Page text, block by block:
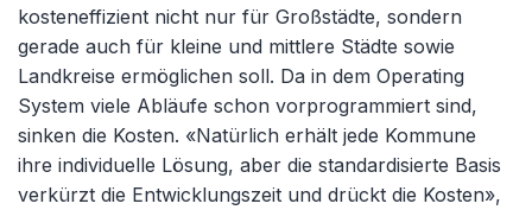
kosteneffizient nicht nur für Großstädte, sondern
gerade auch für kleine und mittlere Städte sowie
Landkreise ermöglichen soll. Da in dem Operating
System viele Abläufe schon vorprogrammiert sind,
sinken die Kosten. «Natürlich erhält jede Kommune
ihre individuelle Lösung, aber die standardisierte Basis
verkürzt die Entwicklungszeit und drückt die Kosten»,